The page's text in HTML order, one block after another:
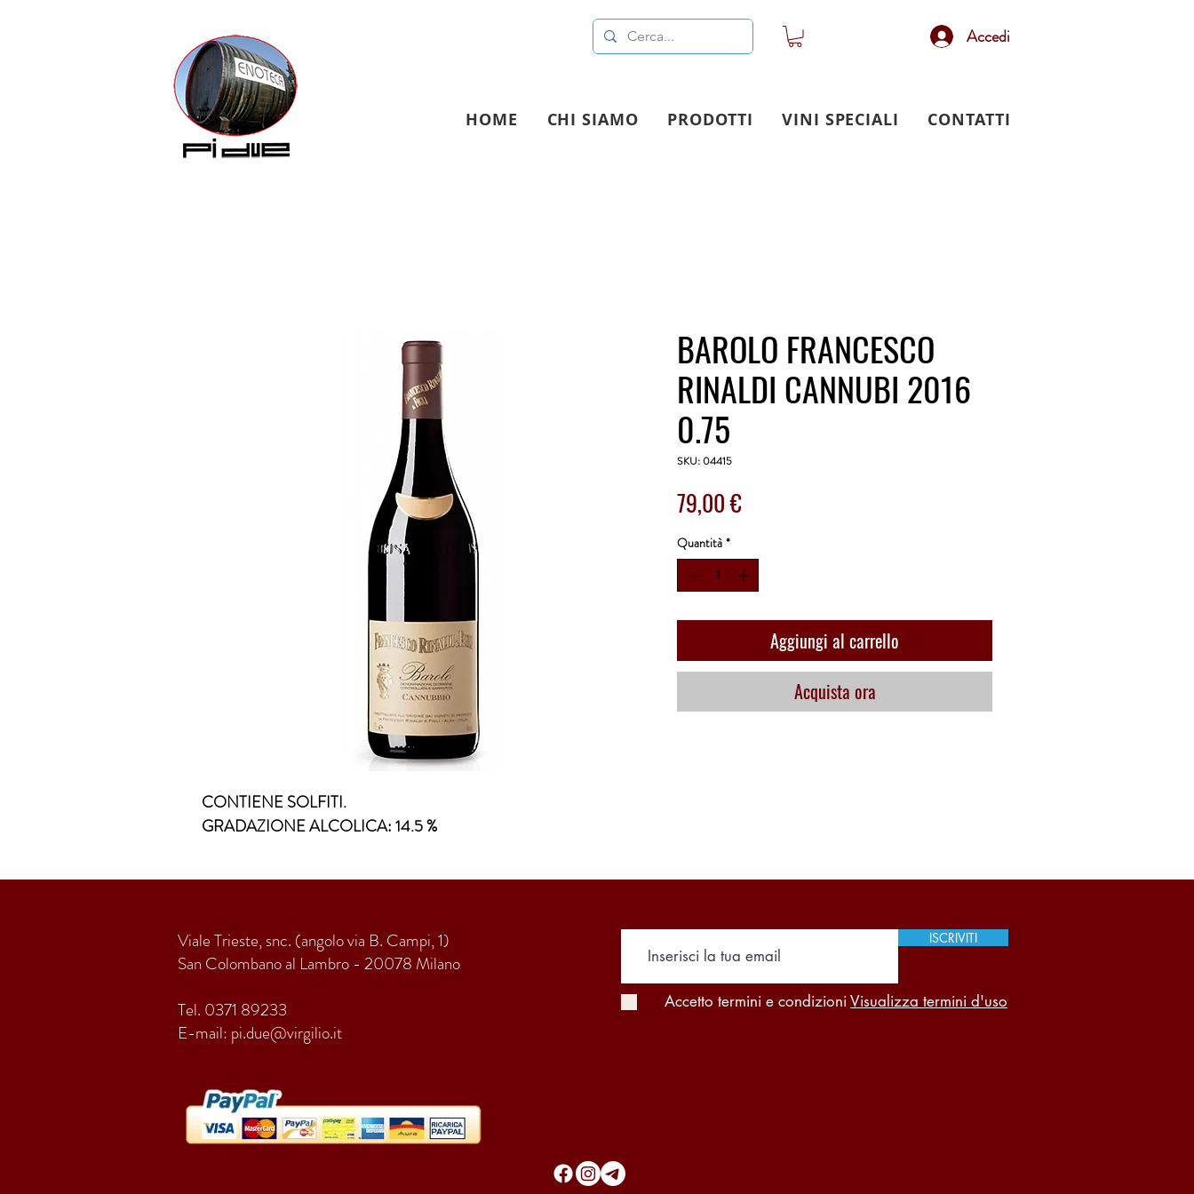
Accedi
HOME CHI SIAMO PRODOTTI VINI SPECIALI CONTATTI
CONTIENE SOLFITI.
GRADAZIONE ALCOLICA: 14.5 %
BAROLO FRANCESCO
RINALDI CANNUBI 2016
0.75
SKU: 04415
79,00 €Prezzo
Quantità *
Aggiungi al carrello
Acquista ora
Viale Trieste, snc. (angolo via B. Campi, 1)
San Colombano al Lambro - 20078 Milano
Tel. 0371 89233
E-mail: pi.due@virgilio.it
ISCRIVITI
Accetto termini e condizioni Visualizza termini d'uso